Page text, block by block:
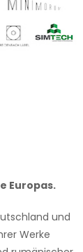
Europas.
und
Werke